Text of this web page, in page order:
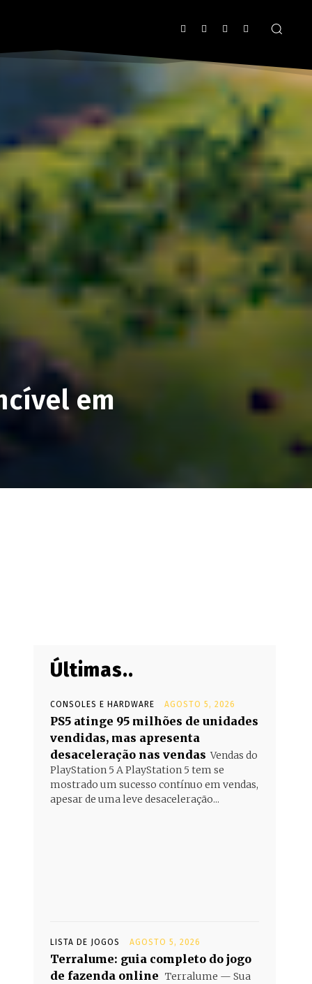
em
Últimas..
CONSOLES E HARDWARE AGOSTO 5, 2026
PS5 atinge 95 milhões de unidades
vendidas, mas apresenta
desaceleração nas vendas Vendas do
PlayStation 5 A PlayStation 5 tem se
mostrado um sucesso contínuo em vendas,
apesar de uma leve desaceleração...
LISTA DE JOGOS AGOSTO 5, 2026
Terralume: guia completo do jogo
de fazenda online Terralume — Sua